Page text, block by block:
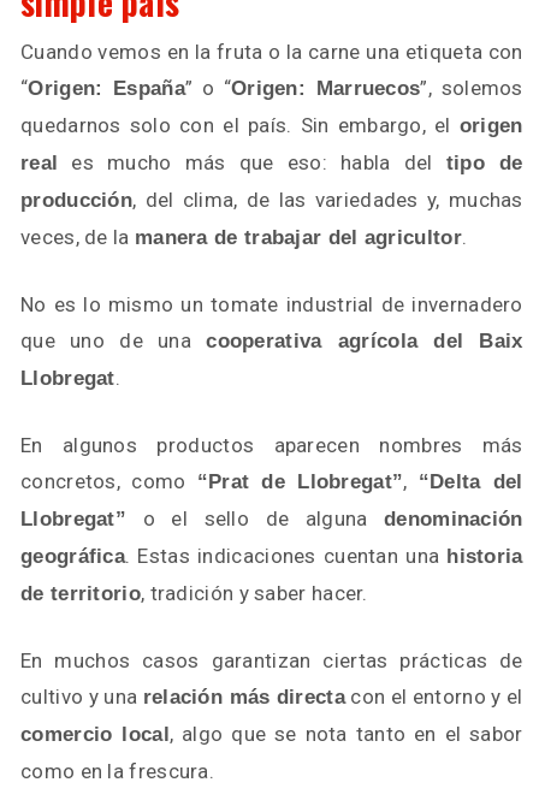
Cuando vemos en la fruta o la carne una etiqueta con
“Origen: España” o “Origen: Marruecos”, solemos
quedarnos solo con el país. Sin embargo, el origen
real es mucho más que eso: habla del tipo de
producción, del clima, de las variedades y, muchas
veces, de la manera de trabajar del agricultor.
No es lo mismo un tomate industrial de invernadero
que uno de unacooperativa agrícola del Baix
Llobregat.
En algunos productos aparecen nombres más
concretos, como “Prat de Llobregat”, “Delta del
Llobregat” o el sello de algunadenominación
geográfica. Estas indicaciones cuentan una historia
de territorio, tradición y saber hacer.
En muchos casos garantizan ciertas prácticas de
cultivo y una relación más directacon el entorno y el
comercio local, algo que se nota tanto en el sabor
como en la frescura.